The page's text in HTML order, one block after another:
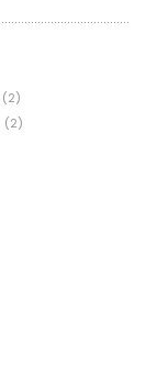
(2)
(2)